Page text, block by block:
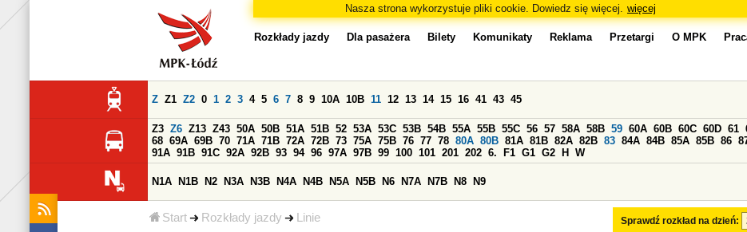
Nasza strona wykorzystuje pliki cookie. Dowiedz się więcej. więcej
Start Rozkłady jazdy Linie
Rozkłady jazdy Dla pasażera Bilety Komunikaty Reklama Przetargi O MPK
Sprawdź rozkład na dzień:
Z Z1 Z2 0 1 2 3 4 5 6 7 8 9 10A 10B 11 12 13 14 15 16 41 43 45
Z3 Z6 Z13 Z43 50A 50B 51A 51B 52 53A 53C 53B 54B 55A 55B 55C 56 57 58A 58B 59 60A 60B 60C 60D 61
68 69A 69B 70 71A 71B 72A 72B 73 75A 75B 76 77 78 80A 80B 81A 81B 82A 82B 83 84A 84B 85A 85B 86
91A 91B 91C 92A 92B 93 94 96 97A 97B 99 100 101 201 202 6. F1 G1 G2 H W
N1A N1B N2 N3A N3B N4A N4B N5A N5B N6 N7A N7B N8 N9